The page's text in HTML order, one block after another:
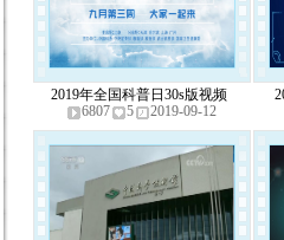
2019年全国科普日30s版视频
6807
5 2019-09-12